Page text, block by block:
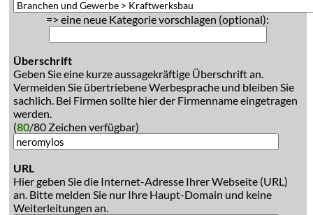
=> eine neue Kategorie vorschlagen (optional):
Überschrift
Geben Sie eine kurze aussagekräftige Überschrift an.
Vermeiden Sie übertriebene Werbesprache und bleiben Sie
sachlich. Bei Firmen sollte hier der Firmenname eingetragen
werden.
(80/80 Zeichen verfügbar)
URL
Hier geben Sie die Internet-Adresse Ihrer Webseite (URL)
an. Bitte melden Sie nur Ihre Haupt-Domain und keine
Weiterleitungen an.